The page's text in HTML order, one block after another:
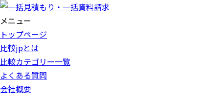
メニュー
トップページ
比較jpとは
比較カテゴリー一覧
よくある質問
会社概要